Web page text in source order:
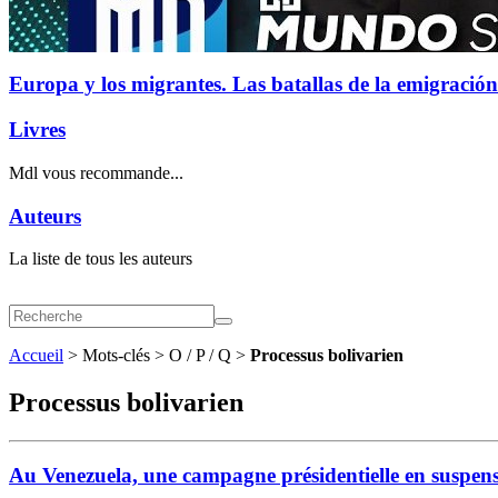
Europa y los migrantes. Las batallas de la emigración
Livres
Mdl vous recommande...
Auteurs
La liste de tous les auteurs
Accueil > Mots-clés > O / P / Q > Processus bolivarien
Processus bolivarien
Au Venezuela, une campagne présidentielle en